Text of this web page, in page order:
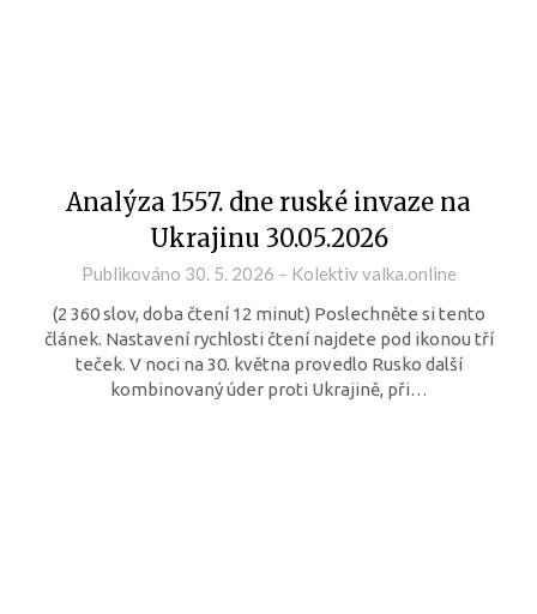
Analýza 1557. dne ruské invaze na
Ukrajinu 30.05.2026
Publikováno 30. 5. 2026 – Kolektiv valka.online
(2 360 slov, doba čtení 12 minut) Poslechněte si tento
článek. Nastavení rychlosti čtení najdete pod ikonou tří
teček. V noci na 30. května provedlo Rusko další
kombinovaný úder proti Ukrajině, při…